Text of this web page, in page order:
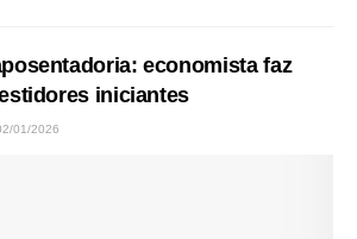
economista faz
iniciantes
01/2026